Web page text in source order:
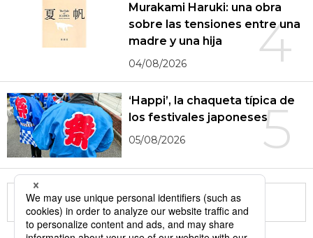
4
Murakami Haruki: una obra
sobre las tensiones entre una
madre y una hija
04/08/2026
5
‘Happi’, la chaqueta típica de
los festivales japoneses
05/08/2026
More in this series